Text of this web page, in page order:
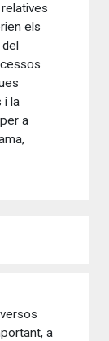
els
i la
a
a